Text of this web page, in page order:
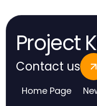
Project
Contact us
Home Page